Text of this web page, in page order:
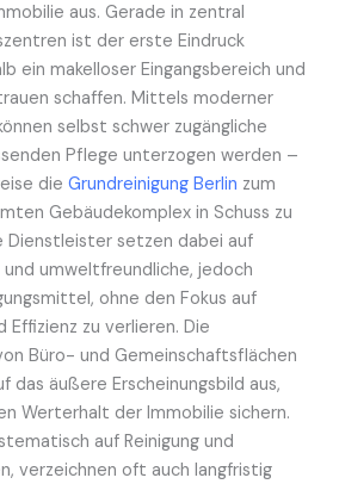
aus. Gerade in zentral
ist der erste Eindruck
ein makelloser Eingangsbereich und
schaffen. Mittels moderner
selbst schwer zugängliche
Pflege unterzogen werden –
dieGrundreinigung Berlin zum
Gebäudekomplex in Schuss zu
Dienstleister setzen dabei auf
umweltfreundliche, jedoch
ohne den Fokus auf
zu verlieren. Die
Büro- und Gemeinschaftsflächen
das äußere Erscheinungsbild aus,
Werterhalt der Immobilie sichern.
auf Reinigung und
verzeichnen oft auch langfristig